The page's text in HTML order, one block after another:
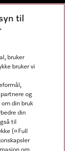
til
bruker
bruker vi
og
din bruk
din
til
(«Full